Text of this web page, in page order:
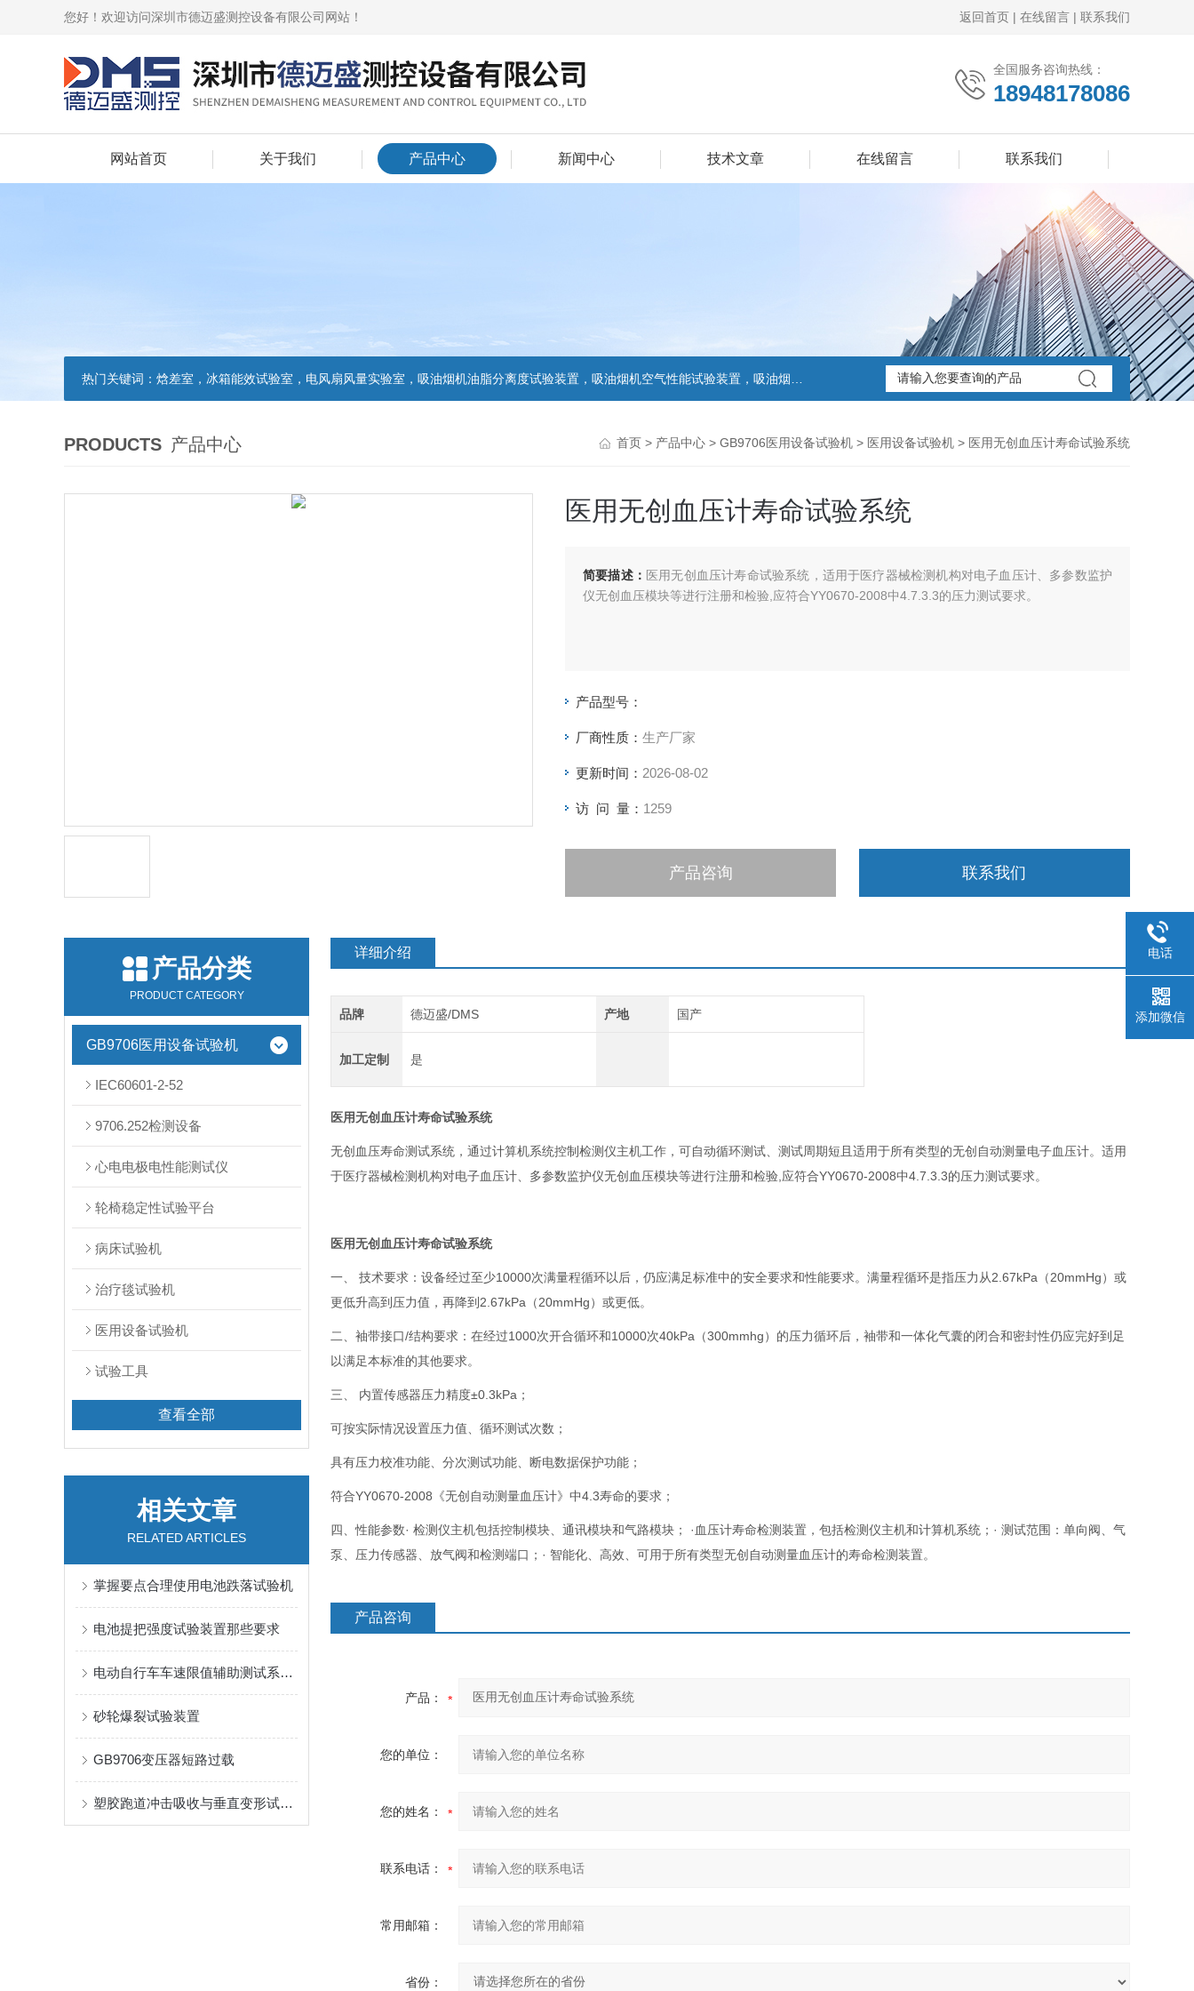
您好！欢迎访问深圳市德迈盛测控设备有限公司网站！ 返回首页 | 在线留言 | 联系我们
全国服务咨询热线：
18948178086
网站首页 关于我们 产品中心 新闻中心 技术文章 在线留言 联系我们
热门关键词： 焓差室，冰箱能效试验室，电风扇风量实验室，吸油烟机油脂分离度试验装置，吸油烟机空气性能试验装置，吸油烟机气味降低度试验装置，电池挤压试验机，电池短路试验机,电池重物冲击试验机,电池自由跌落试验机,电池燃烧试验机,电池洗涤试验机,电池挤压试验机
PRODUCTS 产品中心 首页 > 产品中心 > GB9706医用设备试验机 > 医用设备试验机 > 医用无创血压计寿命试验系统
医用无创血压计寿命试验系统
简要描述： 医用无创血压计寿命试验系统，适用于医疗器械检测机构对电子血压计、多参数监护
仪无创血压模块等进行注册和检验,应符合YY0670-2008中4.7.3.3的压力测试要求。
产品型号：
厂商性质： 生产厂家
更新时间： 2026-08-02
访 问 量： 1259
产品咨询 联系我们
产品分类
PRODUCT CATEGORY
GB9706医用设备试验机
IEC60601-2-52
9706.252检测设备
心电电极电性能测试仪
轮椅稳定性试验平台
病床试验机
治疗毯试验机
医用设备试验机
试验工具
查看全部
相关文章
RELATED ARTICLES
掌握要点合理使用电池跌落试验机
电池提把强度试验装置那些要求
电动自行车车速限值辅助测试系统的设计与技术特点
砂轮爆裂试验装置
GB9706变压器短路过载
塑胶跑道冲击吸收与垂直变形试验机注意事项
详细介绍
品牌 德迈盛/DMS 产地 国产
加工定制 是
医用无创血压计寿命试验系统
无创血压寿命测试系统，通过计算机系统控制检测仪主机工作，可自动循环测试、测试周期短且适用于所有类型的无创自动测量电子血压计。适用
于医疗器械检测机构对电子血压计、多参数监护仪无创血压模块等进行注册和检验,应符合YY0670-2008中4.7.3.3的压力测试要求。
医用无创血压计寿命试验系统
一、 技术要求：设备经过至少10000次满量程循环以后，仍应满足标准中的安全要求和性能要求。满量程循环是指压力从2.67kPa（20mmHg）或
更低升高到压力值，再降到2.67kPa（20mmHg）或更低。
二、袖带接口/结构要求：在经过1000次开合循环和10000次40kPa（300mmhg）的压力循环后，袖带和一体化气囊的闭合和密封性仍应完好到足
以满足本标准的其他要求。
三、 内置传感器压力精度±0.3kPa；
可按实际情况设置压力值、循环测试次数；
具有压力校准功能、分次测试功能、断电数据保护功能；
符合YY0670-2008《无创自动测量血压计》中4.3寿命的要求；
四、性能参数· 检测仪主机包括控制模块、通讯模块和气路模块； ·血压计寿命检测装置，包括检测仪主机和计算机系统；· 测试范围：单向阀、气
泵、压力传感器、放气阀和检测端口；· 智能化、高效、可用于所有类型无创自动测量血压计的寿命检测装置。
产品咨询
产品：
您的单位：
您的姓名：
联系电话：
常用邮箱：
省份：
电话
添加微信